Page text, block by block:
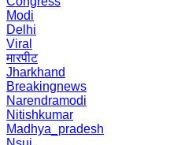
Modi
Delhi
Viral
मारपीट
Jharkhand
Breakingnews
Narendramodi
Nitishkumar
Madhya_pradesh